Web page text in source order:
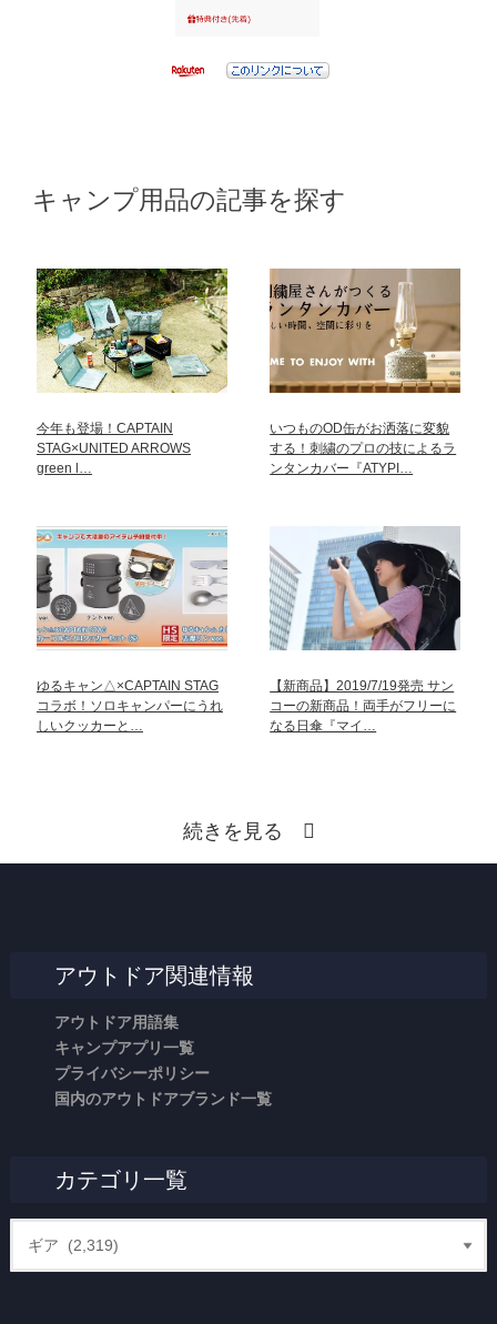
キャンプ用品の記事を探す
今年も登場！CAPTAIN
STAG×UNITED ARROWS
green l…
いつものOD缶がお洒落に変貌
する！刺繍のプロの技によるラ
ンタンカバー『ATYPI…
ゆるキャン△×CAPTAIN STAG
コラボ！ソロキャンパーにうれ
しいクッカーと…
【新商品】2019/7/19発売 サン
コーの新商品！両手がフリーに
なる日傘『マイ…
続きを見る
アウトドア関連情報
アウトドア用語集
キャンプアプリ一覧
プライバシーポリシー
国内のアウトドアブランド一覧
カテゴリ一覧